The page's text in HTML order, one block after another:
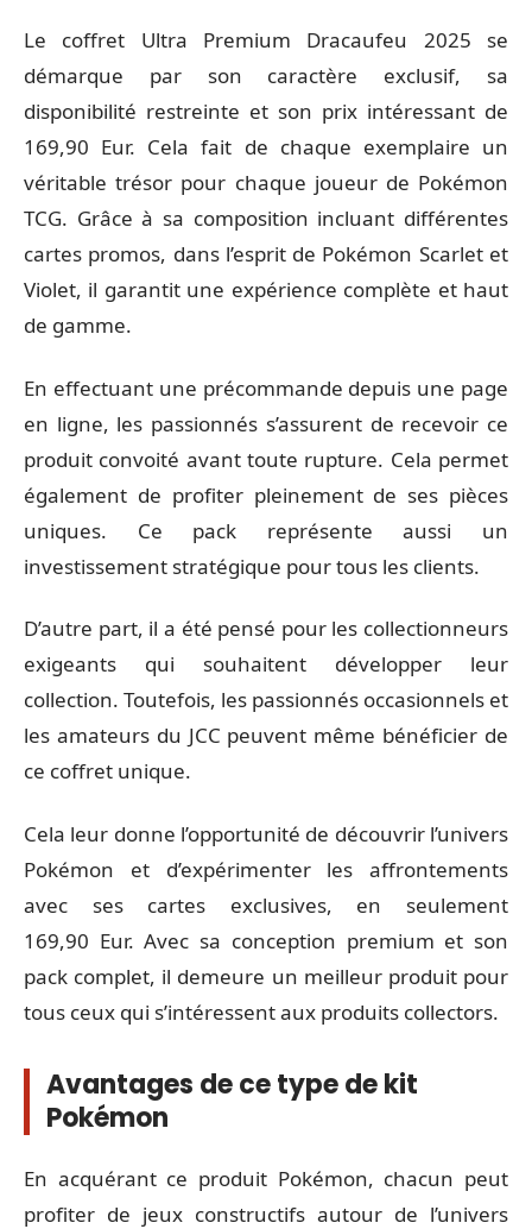
Le coffret Ultra Premium Dracaufeu 2025 se
démarque par son caractère exclusif, sa
disponibilité restreinte et son prix intéressant de
169,90 Eur. Cela fait de chaque exemplaire un
véritable trésor pour chaque joueur de Pokémon
TCG. Grâce à sa composition incluant différentes
cartes promos, dans l’esprit de Pokémon Scarlet et
Violet, il garantit une expérience complète et haut
de gamme.
En effectuant une précommande depuis une page
en ligne, les passionnés s’assurent de recevoir ce
produit convoité avant toute rupture. Cela permet
également de profiter pleinement de ses pièces
uniques. Ce pack représente aussi un
investissement stratégique pour tous les clients.
D’autre part, il a été pensé pour les collectionneurs
exigeants qui souhaitent développer leur
collection. Toutefois, les passionnés occasionnels et
les amateurs du JCC peuvent même bénéficier de
ce coffret unique.
Cela leur donne l’opportunité de découvrir l’univers
Pokémon et d’expérimenter les affrontements
avec ses cartes exclusives, en seulement
169,90 Eur. Avec sa conception premium et son
pack complet, il demeure un meilleur produit pour
tous ceux qui s’intéressent aux produits collectors.
Avantages de ce type de kit
Pokémon
En acquérant ce produit Pokémon, chacun peut
profiter de jeux constructifs autour de l’univers